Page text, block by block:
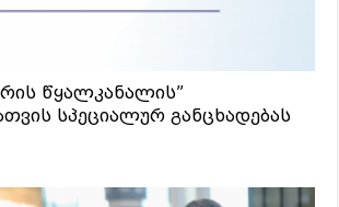
წყალკანალის”
სპეციალურ განცხადებას